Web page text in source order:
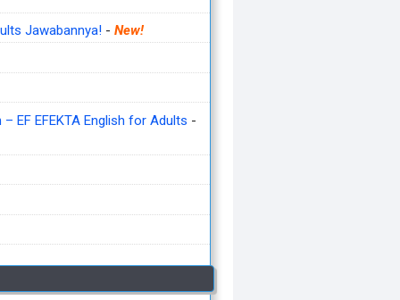
Jawabannya!- New!
EF EFEKTA English for Adults -